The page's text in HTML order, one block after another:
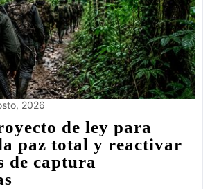
2026
de ley para
paz total y reactivar
de captura